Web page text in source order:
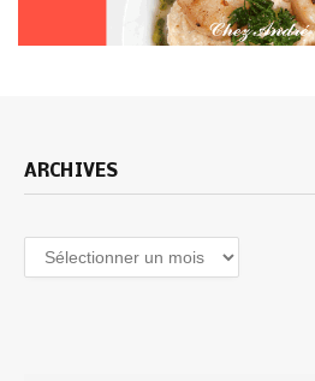
ARCHIVES
Archives